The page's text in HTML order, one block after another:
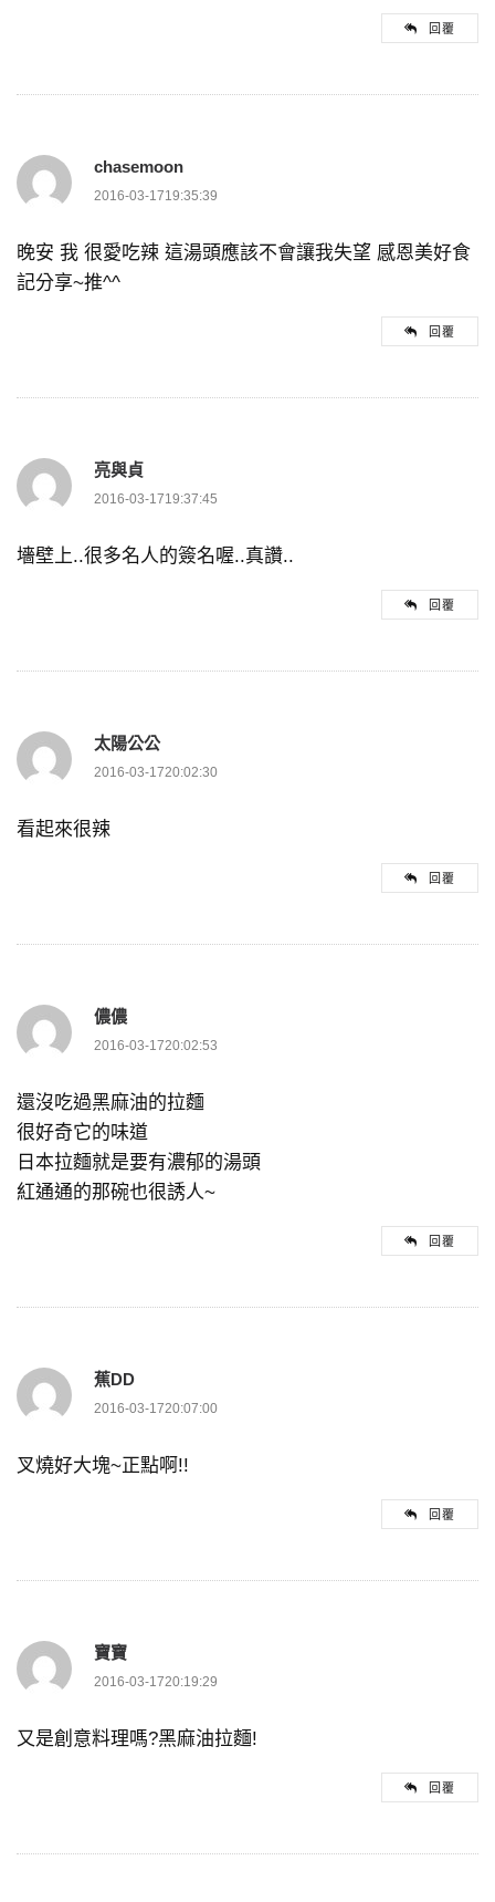
回覆
chasemoon
2016-03-1719:35:39
晚安 我 很愛吃辣 這湯頭應該不會讓我失望 感恩美好食
記分享~推^^
回覆
亮與貞
2016-03-1719:37:45
墻壁上..很多名人的簽名喔..真讚..
回覆
太陽公公
2016-03-1720:02:30
看起來很辣
回覆
儂儂
2016-03-1720:02:53
還沒吃過黑麻油的拉麵
很好奇它的味道
日本拉麵就是要有濃郁的湯頭
紅通通的那碗也很誘人~
回覆
蕉DD
2016-03-1720:07:00
叉燒好大塊~正點啊!!
回覆
寶寶
2016-03-1720:19:29
又是創意料理嗎?黑麻油拉麵!
回覆